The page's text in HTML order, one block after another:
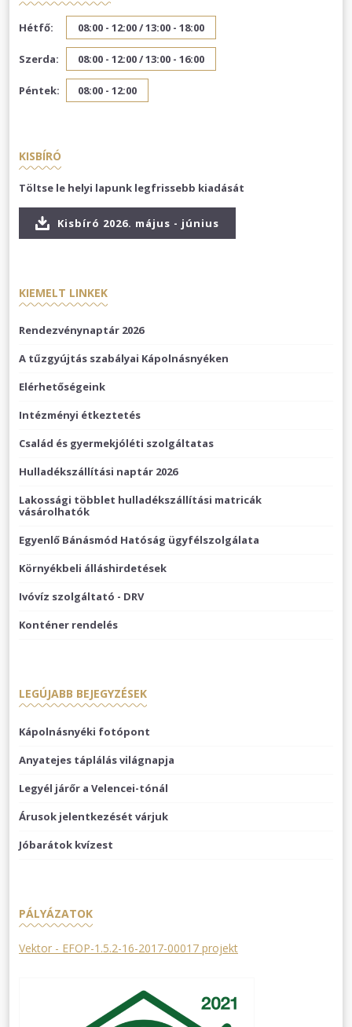
Hétfő: 08:00 - 12:00 /13:00 - 18:00
Szerda: 08:00 - 12:00 /13:00 - 16:00
Péntek: 08:00 - 12:00
KISBÍRÓ
Töltse le helyi lapunk legfrissebb kiadását
Kisbíró 2026. május - június
KIEMELT LINKEK
Rendezvénynaptár 2026
A tűzgyújtás szabályai Kápolnásnyéken
Elérhetőségeink
Intézményi étkeztetés
Család és gyermekjóléti szolgáltatas
Hulladékszállítási naptár 2026
Lakossági többlet hulladékszállítási matricák
vásárolhatók
Egyenlő Bánásmód Hatóság ügyfélszolgálata
Környékbeli álláshirdetések
Ivóvíz szolgáltató - DRV
Konténer rendelés
LEGÚJABB BEJEGYZÉSEK
Kápolnásnyéki fotópont
Anyatejes táplálás világnapja
Legyél járőr a Velencei-tónál
Árusok jelentkezését várjuk
Jóbarátok kvízest
PÁLYÁZATOK
Vektor - EFOP-1.5.2-16-2017-00017 projekt